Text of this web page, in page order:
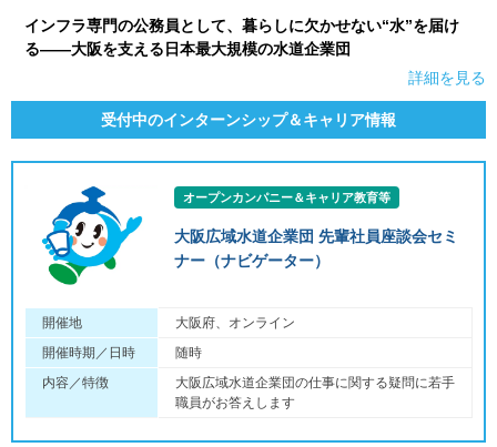
インフラ専門の公務員として、暮らしに欠かせない“水”を届け
る――大阪を支える日本最大規模の水道企業団
詳細を見る
受付中のインターンシップ＆キャリア情報
オープンカンパニー＆キャリア教育等
大阪広域水道企業団 先輩社員座談会セミ
ナー（ナビゲーター）
開催地
大阪府、オンライン
開催時期／日時
随時
内容／特徴
大阪広域水道企業団の仕事に関する疑問に若手
職員がお答えします